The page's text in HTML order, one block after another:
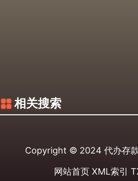
相关搜索
Copyright © 2024 代办存
网站首页 XML索引